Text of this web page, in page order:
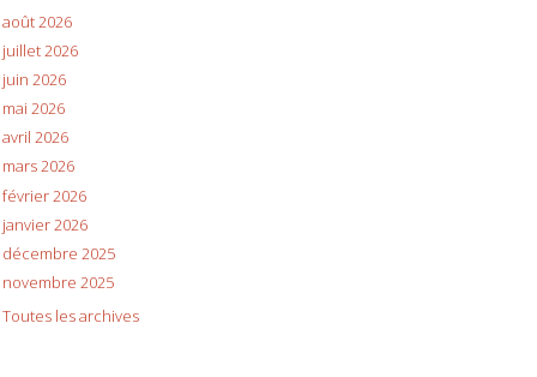
août 2026
juillet 2026
juin 2026
mai 2026
avril 2026
mars 2026
février 2026
janvier 2026
décembre 2025
novembre 2025
Toutes les archives